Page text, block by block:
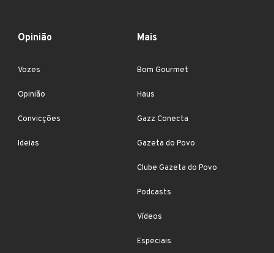
Opinião
Vozes
Opinião
Convicções
Ideias
Mais
Bom Gourmet
Haus
Gazz Conecta
Gazeta do Povo
Clube Gazeta do Povo
Podcasts
Vídeos
Especiais